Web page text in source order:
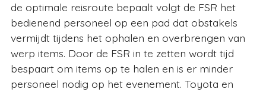
de optimale reisroute bepaalt volgt de FSR het
bedienend personeel op een pad dat obstakels
vermijdt tijdens het ophalen en overbrengen van
werp items. Door de FSR in te zetten wordt tijd
bespaart om items op te halen en is er minder
personeel nodig op het evenement. Toyota en